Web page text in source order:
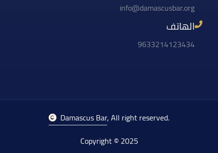
info@damascusbar.org
الهاتف
9633214123434
Damascus Bar, All right reserved.
Copyright © 2025